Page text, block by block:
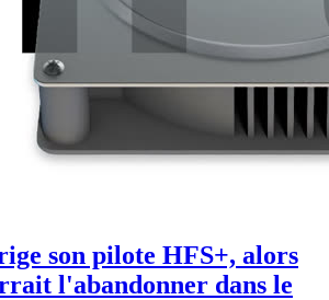
son pilote HFS+, alors
l'abandonner dans le